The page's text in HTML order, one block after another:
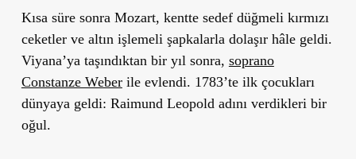
Kısa süre sonra Mozart, kentte sedef düğmeli kırmızı
ceketler ve altın işlemeli şapkalarla dolaşır hâle geldi.
Viyana’ya taşındıktan bir yıl sonra, soprano
Constanze Weberile evlendi. 1783’te ilk çocukları
dünyaya geldi: Raimund Leopold adını verdikleri bir
oğul.